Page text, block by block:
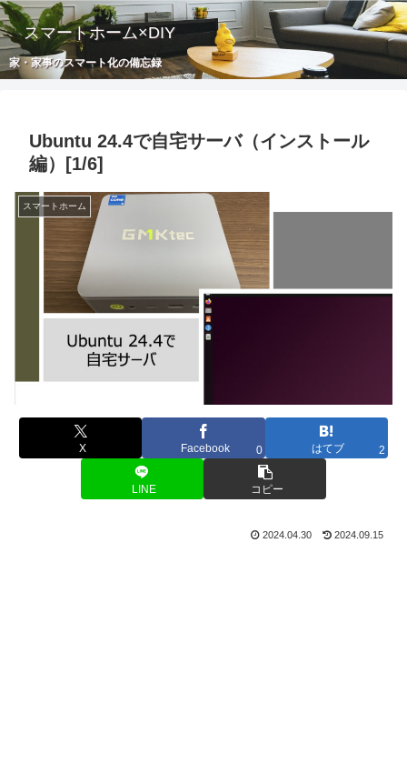
スマートホーム×DIY
家・家事のスマート化の備忘録
Ubuntu 24.4で自宅サーバ（インストール
編）[1/6]
スマートホーム
X Facebook 0 はてブ 2
LINE コピー
2024.04.30 2024.09.15